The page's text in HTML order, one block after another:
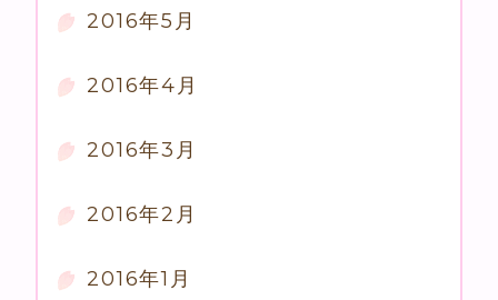
2016年5月
2016年4月
2016年3月
2016年2月
2016年1月